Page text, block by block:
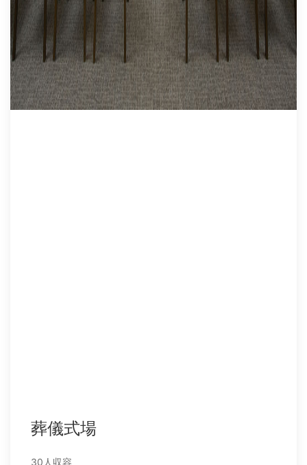
葬儀式場
30人収容